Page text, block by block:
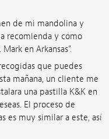
de mi mandolina y
recomienda y cómo
en Arkansas".
que puedes
mañana, un cliente me
una pastilla K&K en
El proceso de
es muy similar a este, así